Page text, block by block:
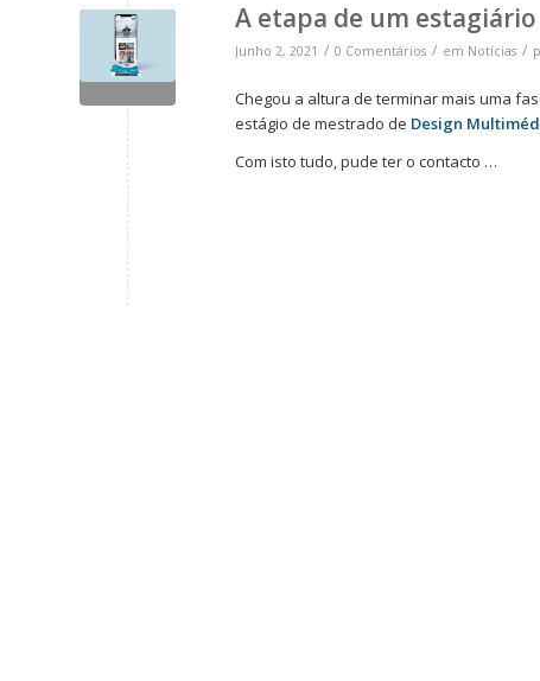
A etapa de um estagiário
Junho 2, 2021 / 0 Comentários / em Notícias /
Chegou a altura de terminar mais uma
estágio de mestrado de Design
Com isto tudo, pude ter o contacto …